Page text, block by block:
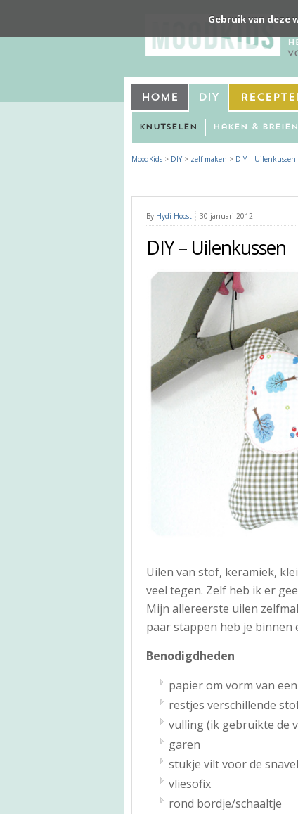
Gebruik van deze
Home DIY
Knutselen Haken & Breien
MoodKids > DIY > zelf maken > DIY – Uilenkussen
By Hydi Hoost 30 januari 2012
DIY – Uilenkussen
Uilen van stof, keramiek,
veel tegen. Zelf heb ik er
Mijn allereerste uilen
paar stappen heb je binnen
Benodigdheden
papier om vorm van
restjes verschillende
vulling (ik gebruikte de
garen
stukje vilt voor de snavel
vliesofix
rond bordje/schaaltje